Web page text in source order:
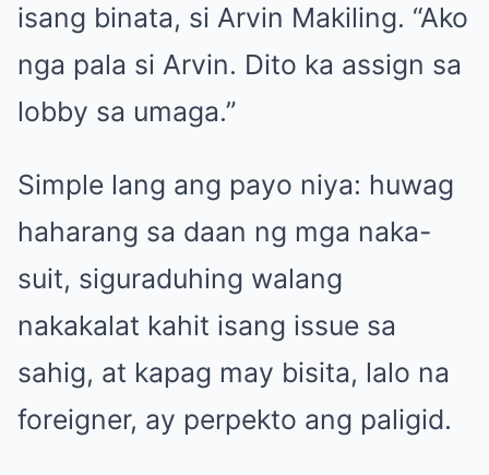
isang binata, si Arvin Makiling. “Ako
nga pala si Arvin. Dito ka assign sa
lobby sa umaga.”
Simple lang ang payo niya: huwag
haharang sa daan ng mga naka-
suit, siguraduhing walang
nakakalat kahit isang issue sa
sahig, at kapag may bisita, lalo na
foreigner, ay perpekto ang paligid.